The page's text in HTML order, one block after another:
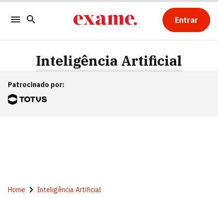
Entrar
Inteligência Artificial
Patrocinado por:
Home Inteligência Artificial